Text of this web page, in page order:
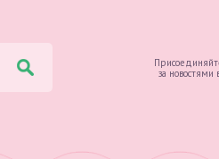
за новостями